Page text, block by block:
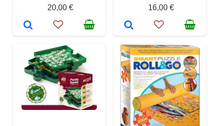
20,00 €
16,00 €